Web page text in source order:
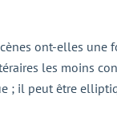
ont-elles
les moins
; il peut être